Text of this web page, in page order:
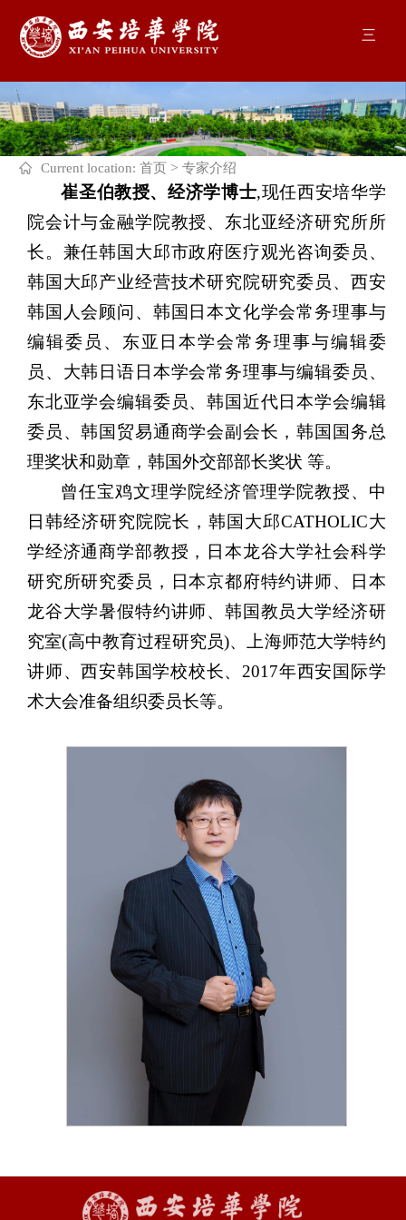
三
Current location: 首页 > 专家介绍
崔圣伯教授、经济学博士,现任西安培华学
院会计与金融学院教授、东北亚经济研究所所
长。兼任韩国大邱市政府医疗观光咨询委员、
韩国大邱产业经营技术研究院研究委员、西安
韩国人会顾问、韩国日本文化学会常务理事与
编辑委员、东亚日本学会常务理事与编辑委
员、大韩日语日本学会常务理事与编辑委员、
东北亚学会编辑委员、韩国近代日本学会编辑
委员、韩国贸易通商学会副会长，韩国国务总
理奖状和勋章，韩国外交部部长奖状 等。
曾任宝鸡文理学院经济管理学院教授、中
日韩经济研究院院长，韩国大邱CATHOLIC大
学经济通商学部教授，日本龙谷大学社会科学
研究所研究委员，日本京都府特约讲师、日本
龙谷大学暑假特约讲师、韩国教员大学经济研
究室(高中教育过程研究员)、上海师范大学特约
讲师、西安韩国学校校长、2017年西安国际学
术大会准备组织委员长等。